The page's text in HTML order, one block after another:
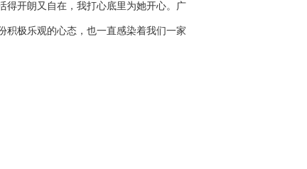
得开朗又自在，我打心底里为她开心。广
积极乐观的心态，也一直感染着我们一家